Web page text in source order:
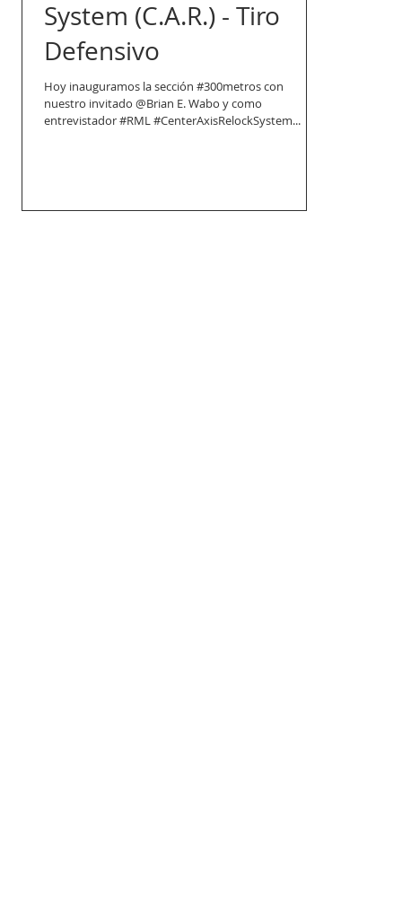
System (C.A.R.) - Tiro
Defensivo
Hoy inauguramos la sección ‪#‎300metros‬ con
nuestro invitado @Brian E. Wabo y como
entrevistador ‪#‎RML‬ ‪#‎CenterAxisRelockSystem‬...